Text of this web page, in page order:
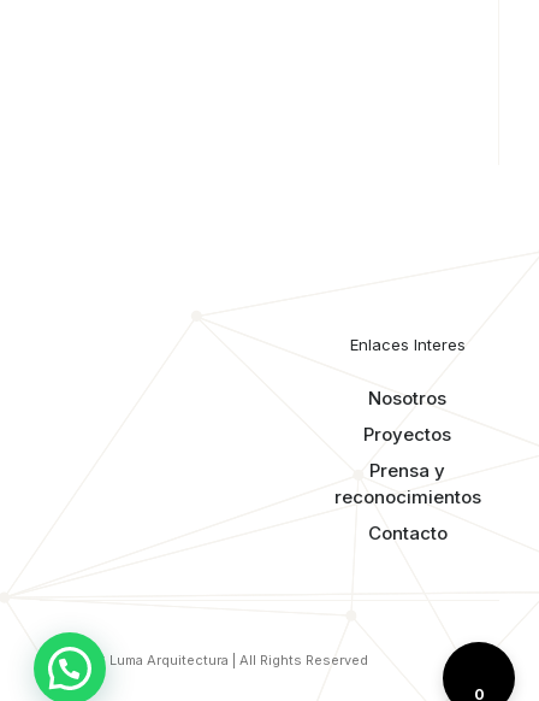
Enlaces Interes
Nosotros
Proyectos
Prensa y
reconocimientos​
Contacto
© 2026 Luma Arquitectura | All Rights Reserved
0